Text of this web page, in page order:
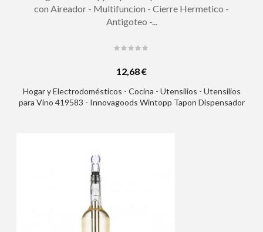
con Aireador - Multifuncion - Cierre Hermetico -
Antigoteo -...
12,68 €
Hogar y Electrodomésticos - Cocina - Utensilios - Utensilios
para Vino 419583 - Innovagoods Wintopp Tapon Dispensador